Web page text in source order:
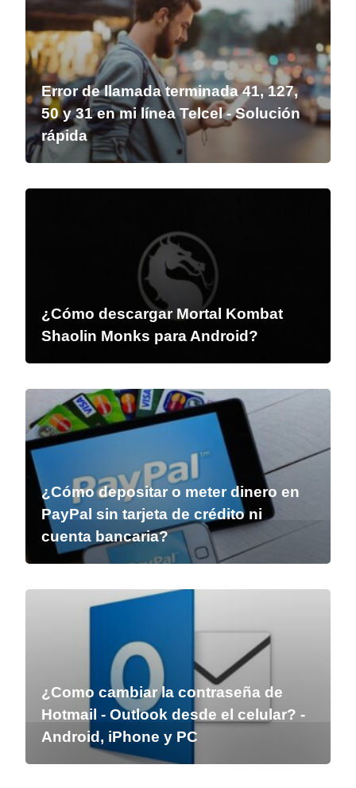
Error de llamada terminada 41, 127,
50 y 31 en mi línea Telcel - Solución
rápida
¿Cómo descargar Mortal Kombat
Shaolin Monks para Android?
¿Cómo depositar o meter dinero en
PayPal sin tarjeta de crédito ni
cuenta bancaria?
¿Como cambiar la contraseña de
Hotmail - Outlook desde el celular? -
Android, iPhone y PC